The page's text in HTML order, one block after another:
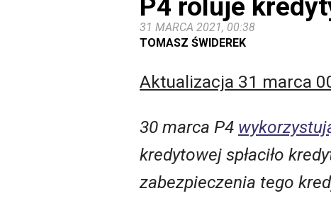
31 MARCA 2021, 00:38
TOMASZ ŚWIDEREK
Aktualizacja 31 marca
30 marca P4
kredytowej spłaciło
zabezpieczenia tego